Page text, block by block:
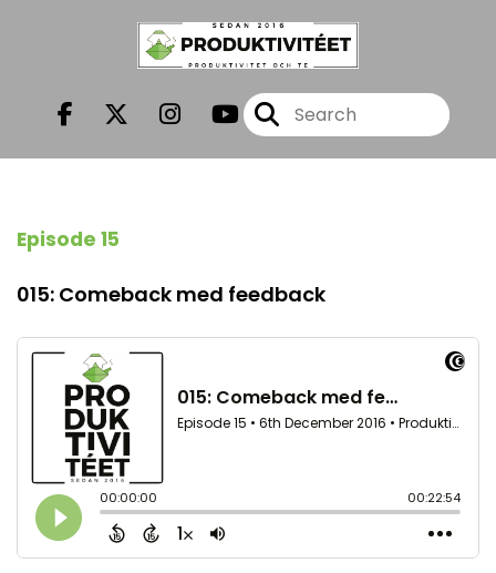
Episode 15
015: Comeback med feedback